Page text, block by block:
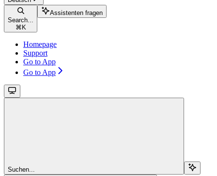
Search...
⌘ K
Assistenten fragen
Homepage
Support
Go to App
Go to App
Suchen...